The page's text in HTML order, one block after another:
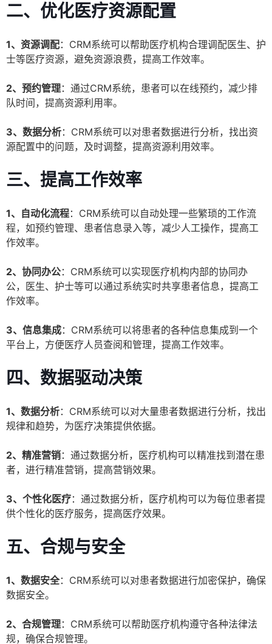
二、优化医疗资源配置
1、资源调配：CRM系统可以帮助医疗机构合理调配医生、护
士等医疗资源，避免资源浪费，提高工作效率。
2、预约管理：通过CRM系统，患者可以在线预约，减少排
队时间，提高资源利用率。
3、数据分析：CRM系统可以对患者数据进行分析，找出资
源配置中的问题，及时调整，提高资源利用效率。
三、提高工作效率
1、自动化流程：CRM系统可以自动处理一些繁琐的工作流
程，如预约管理、患者信息录入等，减少人工操作，提高工
作效率。
2、协同办公：CRM系统可以实现医疗机构内部的协同办
公，医生、护士等可以通过系统实时共享患者信息，提高工
作效率。
3、信息集成：CRM系统可以将患者的各种信息集成到一个
平台上，方便医疗人员查阅和管理，提高工作效率。
四、数据驱动决策
1、数据分析：CRM系统可以对大量患者数据进行分析，找出
规律和趋势，为医疗决策提供依据。
2、精准营销：通过数据分析，医疗机构可以精准找到潜在患
者，进行精准营销，提高营销效果。
3、个性化医疗：通过数据分析，医疗机构可以为每位患者提
供个性化的医疗服务，提高医疗效果。
五、合规与安全
1、数据安全：CRM系统可以对患者数据进行加密保护，确保
数据安全。
2、合规管理：CRM系统可以帮助医疗机构遵守各种法律法
规，确保合规管理。